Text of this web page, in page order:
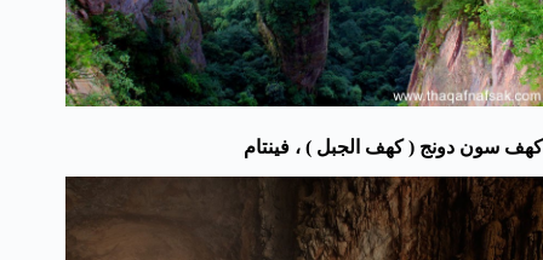
كهف سون دونج ( كهف الجبل ) ، فينتام